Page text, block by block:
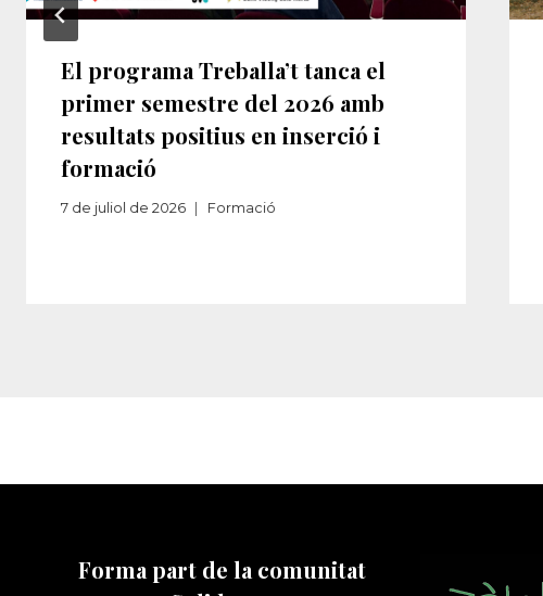
El programa Treballa’t tanca el
primer semestre del 2026 amb
resultats positius en inserció i
formació
7 de juliol de 2026 Formació
Forma part de la comunitat